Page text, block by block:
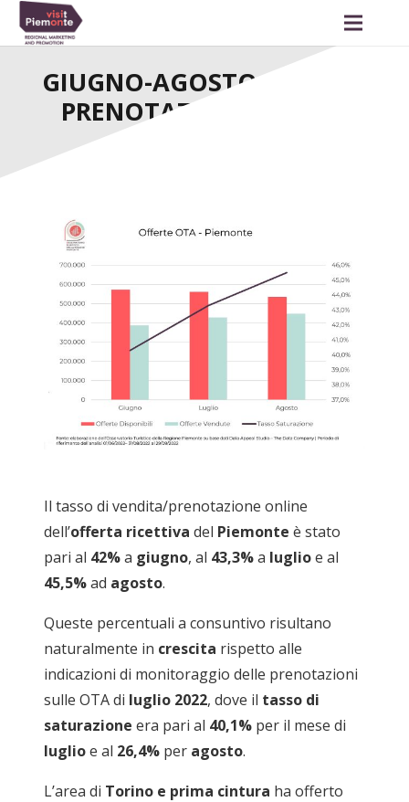
GIUGNO-AGOSTO, BENE LE
PRENOTAZIONI ONLINE
Il tasso di vendita/prenotazione online
dell’offerta ricettiva del Piemonte è stato
pari al 42%a giugno, al 43,3%a luglioe al
45,5%ad agosto.
Queste percentuali a consuntivo risultano
naturalmente in crescita rispetto alle
indicazioni di monitoraggio delle prenotazioni
sulle OTA di luglio 2022, dove il tasso di
saturazione era pari al 40,1% per il mese di
luglioe al 26,4% per agosto.
L’area di Torino e prima cintura ha offerto